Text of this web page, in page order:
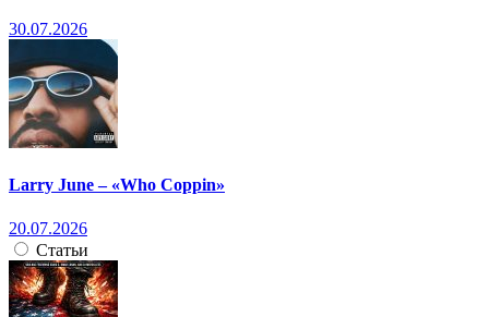
30.07.2026
Larry June – «Who Coppin»
20.07.2026
Статьи